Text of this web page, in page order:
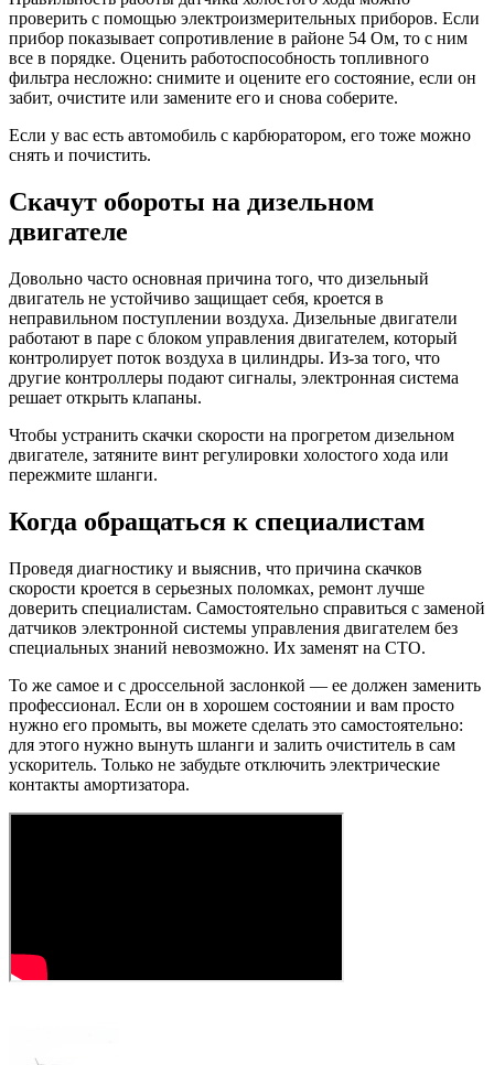
проверить с помощью электроизмерительных приборов. Если
прибор показывает сопротивление в районе 54 Ом, то с ним
все в порядке. Оценить работоспособность топливного
фильтра несложно: снимите и оцените его состояние, если он
забит, очистите или замените его и снова соберите.
Если у вас есть автомобиль с карбюратором, его тоже можно
снять и почистить.
Скачут обороты на дизельном
двигателе
Довольно часто основная причина того, что дизельный
двигатель не устойчиво защищает себя, кроется в
неправильном поступлении воздуха. Дизельные двигатели
работают в паре с блоком управления двигателем, который
контролирует поток воздуха в цилиндры. Из-за того, что
другие контроллеры подают сигналы, электронная система
решает открыть клапаны.
Чтобы устранить скачки скорости на прогретом дизельном
двигателе, затяните винт регулировки холостого хода или
пережмите шланги.
Когда обращаться к специалистам
Проведя диагностику и выяснив, что причина скачков
скорости кроется в серьезных поломках, ремонт лучше
доверить специалистам. Самостоятельно справиться с заменой
датчиков электронной системы управления двигателем без
специальных знаний невозможно. Их заменят на СТО.
То же самое и с дроссельной заслонкой — ее должен заменить
профессионал. Если он в хорошем состоянии и вам просто
нужно его промыть, вы можете сделать это самостоятельно:
для этого нужно вынуть шланги и залить очиститель в сам
ускоритель. Только не забудьте отключить электрические
контакты амортизатора.